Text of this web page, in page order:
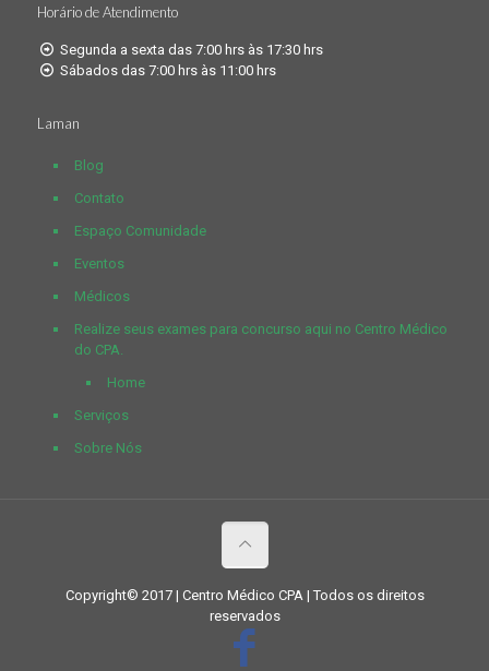
Horário de Atendimento
Segunda a sexta das 7:00 hrs às 17:30 hrs
Sábados das 7:00 hrs às 11:00 hrs
Laman
Blog
Contato
Espaço Comunidade
Eventos
Médicos
Realize seus exames para concurso aqui no Centro Médico
do CPA.
Home
Serviços
Sobre Nós
Copyright© 2017 | Centro Médico CPA | Todos os direitos
reservados